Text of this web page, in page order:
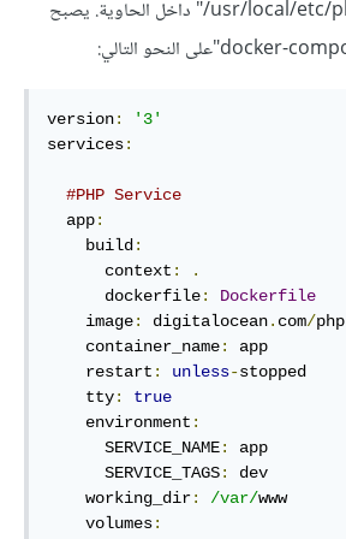
"usr/local/etc/php/conf.d/local.ini/" داخل الحاوية. يصبح
version:
'3'
services:
#PHP Service
  app
:
    build
:
      context
:
.
      dockerfile
:
Dockerfile
    image
: digitalocean. com/php
    container_name
:
app
    restart
: unless-stopped
    tty
:
true
    environment
:
      SERVICE_NAME
:
app
      SERVICE_TAGS
:
dev
    working_dir
: /var/www
    volumes
: